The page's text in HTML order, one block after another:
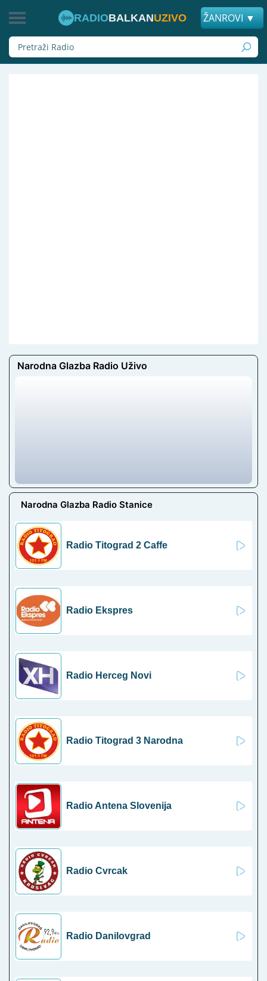
RADIOBALKANUZIVO ŽANROVI ▼
Narodna Glazba Radio Uživo
Narodna Glazba Radio Stanice
Radio Titograd 2 Caffe
Radio Ekspres
Radio Herceg Novi
Radio Titograd 3 Narodna
Radio Antena Slovenija
Radio Cvrcak
Radio Danilovgrad